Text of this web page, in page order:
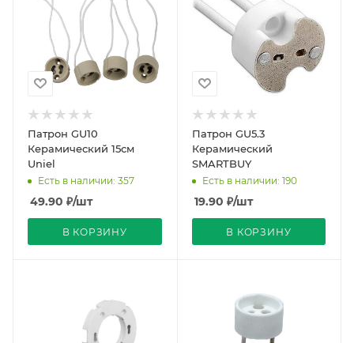
Патрон GU10
Керамический 15см
Uniel
Есть в наличии: 357
49.90 ₽/шт
В КОРЗИНУ
Патрон GU5.3
Керамический
SMARTBUY
Есть в наличии: 190
19.90 ₽/шт
В КОРЗИНУ